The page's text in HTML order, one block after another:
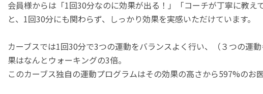
会員様からは「1回30分なのに効果が出る！」「コーチが丁寧に教え
と、1回30分にも関わらず、しっかり効果を実感いただけています。
カーブスでは1回30分で3つの運動をバランスよく行い、（３つの運
果はなんとウォーキングの3倍。
このカーブス独自の運動プログラムはその効果の高さから597%のお